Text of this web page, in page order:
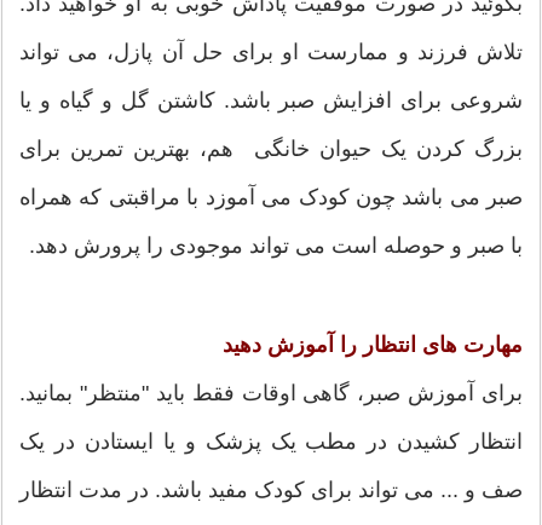
تلاش فرزند و ممارست او برای حل آن پازل، می تواند
شروعی برای افزایش صبر باشد. کاشتن گل و گیاه و یا
بزرگ کردن یک حیوان خانگی هم، بهترین تمرین برای
صبر می باشد چون کودک می آموزد با مراقبتی که همراه
با صبر و حوصله است می تواند موجودی را پرورش دهد.
مهارت های انتظار را آموزش دهید
برای آموزش صبر، گاهی اوقات فقط باید "منتظر" بمانید.
انتظار کشیدن در مطب یک پزشک و یا ایستادن در یک
صف و ... می تواند برای کودک مفید باشد. در مدت انتظار